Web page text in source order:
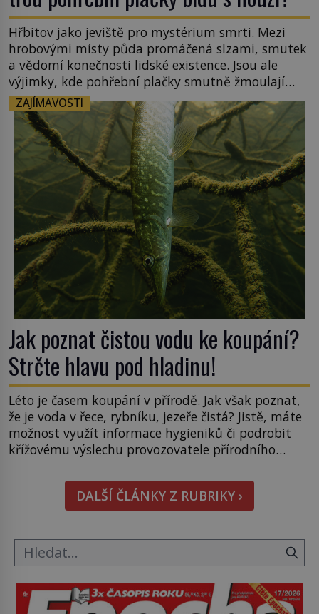
Hřbitov jako jeviště pro mystérium smrti. Mezi
hrobovými místy půda promáčená slzami, smutek
a vědomí konečnosti lidské existence. Jsou ale
výjimky, kde pohřební plačky smutně žmoulají
kapesníky nikoli při smutečním obřadu, ale při
pohledu na výši vyměřené podpory
v nezaměstnanosti. Kam vás pozveme? Unikátní
hřbitov, který si vysloužil název „Veselý“, najdeme
v rumunské vesnici Sapanta, nedaleko hranic […]
ZAJÍMAVOSTI
Jak poznat čistou vodu ke koupání?
Strčte hlavu pod hladinu!
Léto je časem koupání v přírodě. Jak však poznat,
že je voda v řece, rybníku, jezeře čistá? Jistě, máte
možnost využít informace hygieniků či podrobit
křížovému výslechu provozovatele přírodního
Podívat se pod hladinu a zjistit, kdo si onu
konkrétní vodní lokalitu oblíbil už dávno před
vámi. Říká se jim bioindikátory […]
DALŠÍ ČLÁNKY Z RUBRIKY ›